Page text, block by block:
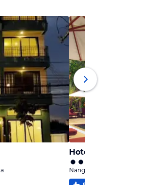
Hotel Khao Lak
Nang Thong Beach,